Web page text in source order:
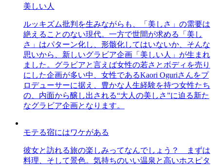
美しい人
ルッキズム批判を生みながらも、「美しさ」の需要は
絶えることのない現代。一方で世間が求める「美し
さ」はパターン化し、形骸化してはいないか、そんな
思いから、新しいグラビア企画「美しい人」が生まれ
ました。グラビアと言えば女性の若さとボディを売り
にした企画が多い中、女性であるKaori Oguriさんをプ
ロデューサーに据え、豊かな人生経験を持つ女性たち
の、内面から醸し出される“大人の美しさ”に迫る新た
なグラビア企画となります。
モテる宿にはワケがある
彼女と訪れる旅の楽しみってなんでしょう？ まずは
料理、そして景色。気持ちのいい温泉と高いホスピタ